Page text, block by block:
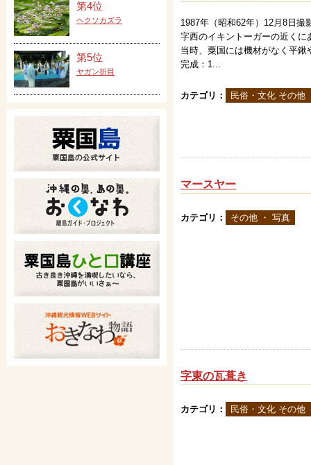
1987年（昭和62年）12月8日撮
字西のイキントーガーの近く
当時、粟国には機材がなく平
完成：1...
カテゴリ： 民俗・文化 その他
マースヤー
カテゴリ： その他 ・ 写真
字東の瓦葺き
カテゴリ： 民俗・文化 その他
第4位
ヘクソカズラ
第5位
ヤガン折目